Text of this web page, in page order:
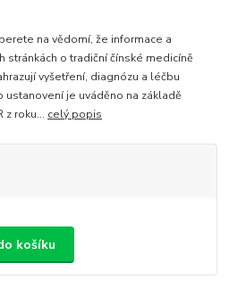
na vědomí, že informace a
stránkách o tradiční čínské medicíně
vyšetření, diagnózu a léčbu
ustanovení je uváděno na základě
z roku... celý popis
košíku